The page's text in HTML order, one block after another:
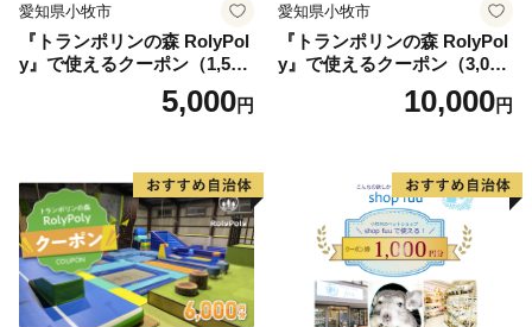
愛知県小牧市
『トランポリンの森 RolyPol
y』で使えるクーポン（1,500
5,000円
愛知県小牧市
『トランポリンの森 RolyPol
y』で使えるクーポン（3,000
10,000円